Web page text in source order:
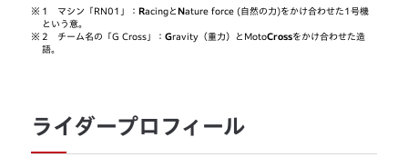
※ 1 マシン「RN01」： Racingと Nature force (自然の力)をかけ合わせた1号機
という意。
※ 2 チーム名の「G Cross」：Gravity（重力）とMotoCrossをかけ合わせた造
語。
ライダープロフィール